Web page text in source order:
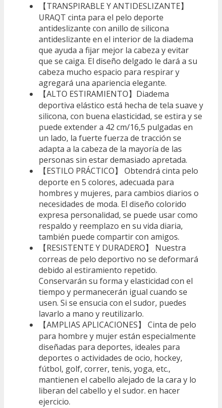
【TRANSPIRABLE Y ANTIDESLIZANTE】
URAQT cinta para el pelo deporte
antideslizante con anillo de silicona
antideslizante en el interior de la diadema
que ayuda a fijar mejor la cabeza y evitar
que se caiga. El diseño delgado le dará a su
cabeza mucho espacio para respirar y
agregará una apariencia elegante.
【ALTO ESTIRAMIENTO】Diadema
deportiva elástico está hecha de tela suave y
silicona, con buena elasticidad, se estira y se
puede extender a 42 cm/16,5 pulgadas en
un lado, la fuerte fuerza de tracción se
adapta a la cabeza de la mayoría de las
personas sin estar demasiado apretada.
【ESTILO PRÁCTICO】 Obtendrá cinta pelo
deporte en 5 colores, adecuada para
hombres y mujeres, para cambios diarios o
necesidades de moda. El diseño colorido
expresa personalidad, se puede usar como
respaldo y reemplazo en su vida diaria,
también puede compartir con amigos.
【RESISTENTE Y DURADERO】 Nuestra
correas de pelo deportivo no se deformará
debido al estiramiento repetido.
Conservarán su forma y elasticidad con el
tiempo y permanecerán igual cuando se
usen. Si se ensucia con el sudor, puedes
lavarlo a mano y reutilizarlo.
【AMPLIAS APLICACIONES】 Cinta de pelo
para hombre y mujer están especialmente
diseñadas para deportes, ideales para
deportes o actividades de ocio, hockey,
fútbol, ​​​​golf, correr, tenis, yoga, etc.,
mantienen el cabello alejado de la cara y lo
liberan del cabello y el sudor. en hacer
ejercicio.